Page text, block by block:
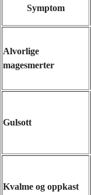
Symptom
Alvorlige
magesmerter
Gulsott
Kvalme og oppkast